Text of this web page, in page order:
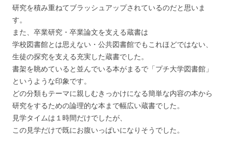
研究を積み重ねてブラッシュアップされているのだと思いま
す。
また、卒業研究・卒業論文を支える蔵書は
学校図書館とは思えない・公共図書館でもこれほどではない、
生徒の探究を支える充実した蔵書でした。
書架を眺めていると並んでいる本がまるで「プチ大学図書館」
というような印象です。
どの分類もテーマに親しむきっかけになる簡単な内容の本から
研究をするための論理的な本まで幅広い蔵書でした。
見学タイムは１時間だけでしたが、
この見学だけで既にお腹いっぱいになりそうでした。